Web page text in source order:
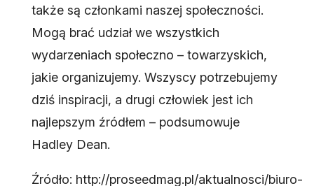
także są członkami naszej społeczności.
Mogą brać udział we wszystkich
wydarzeniach społeczno – towarzyskich,
jakie organizujemy. Wszyscy potrzebujemy
dziś inspiracji, a drugi człowiek jest ich
najlepszym źródłem – podsumowuje
Hadley Dean.
Źródło: http://proseedmag.pl/aktualnosci/biuro-